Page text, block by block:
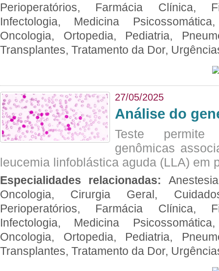
Perioperatórios, Farmácia Clínica,
Infectologia, Medicina
Oncologia, Ortopedia, Pediatria,
Transplantes, Tratamento da Dor,
27/05/2025
Análise do
Teste permite
genômicas
leucemia linfoblástica aguda (LLA) em
Especialidades relacionadas:
Oncologia, Cirurgia Geral,
Perioperatórios, Farmácia Clínica,
Infectologia, Medicina
Oncologia, Ortopedia, Pediatria,
Transplantes, Tratamento da Dor,